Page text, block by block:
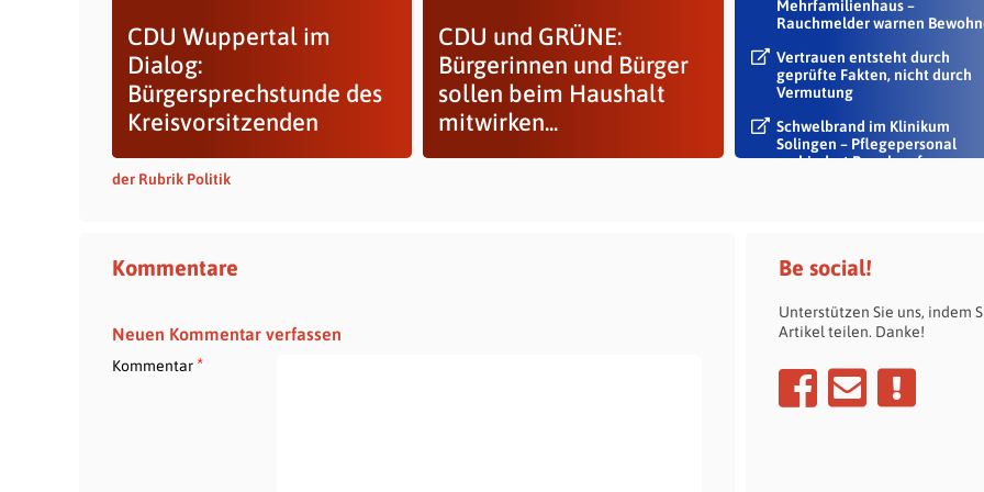
CDU Wuppertal im
Dialog:
Bürgersprechstunde des
Kreisvorsitzenden
CDU und GRÜNE:
Bürgerinnen und Bürger
sollen beim Haushalt
mitwirken...
Mehrfamilienhaus –
Rauchmelder warnen
Vertrauen entsteht durch
geprüfte Fakten, nicht durch
Vermutung
Schwelbrand im Klinikum
Solingen – Pflegepersonal
verhindert Rauch auf...
der Rubrik Politik
Kommentare
Neuen Kommentar verfassen
Kommentar*
Be social!
Unterstützen Sie uns, indem
Artikel teilen. Danke!